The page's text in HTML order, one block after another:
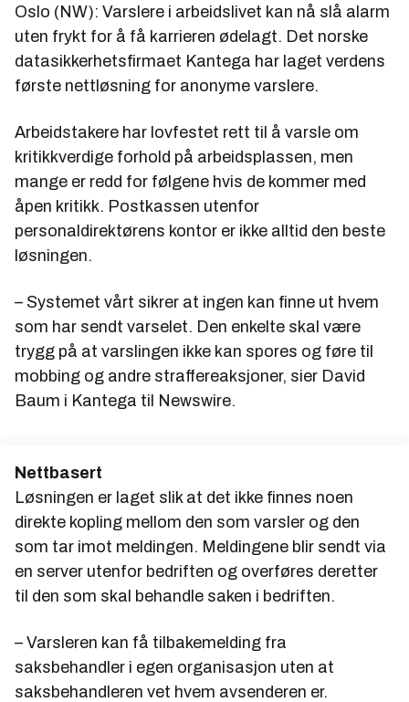
Oslo (NW): Varslere i arbeidslivet kan nå slå alarm
uten frykt for å få karrieren ødelagt. Det norske
datasikkerhetsfirmaet Kantega har laget verdens
første nettløsning for anonyme varslere.
Arbeidstakere har lovfestet rett til å varsle om
kritikkverdige forhold på arbeidsplassen, men
mange er redd for følgene hvis de kommer med
åpen kritikk. Postkassen utenfor
personaldirektørens kontor er ikke alltid den beste
løsningen.
– Systemet vårt sikrer at ingen kan finne ut hvem
som har sendt varselet. Den enkelte skal være
trygg på at varslingen ikke kan spores og føre til
mobbing og andre straffereaksjoner, sier David
Baum i Kantega til Newswire.
Nettbasert
Løsningen er laget slik at det ikke finnes noen
direkte kopling mellom den som varsler og den
som tar imot meldingen. Meldingene blir sendt via
en server utenfor bedriften og overføres deretter
til den som skal behandle saken i bedriften.
– Varsleren kan få tilbakemelding fra
saksbehandler i egen organisasjon uten at
saksbehandleren vet hvem avsenderen er.